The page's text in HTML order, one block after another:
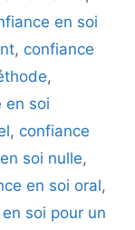
en soi
, confiance
,
en soi
, confiance
soi nulle,
en soi oral,
soi pour un